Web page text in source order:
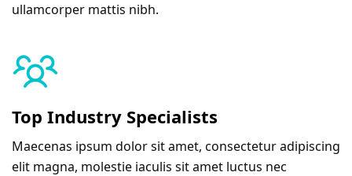
ullamcorper mattis nibh.
Top Industry Specialists
Maecenas ipsum dolor sit amet, consectetur adipiscing
elit magna, molestie iaculis sit amet luctus nec